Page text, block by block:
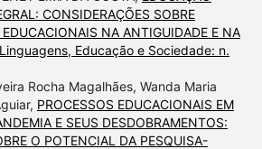
CONSIDERAÇÕES SOBRE
NA ANTIGUIDADE E NA
Linguagens, Educação e Sociedade: n.
Rocha Magalhães, Wanda Maria
PROCESSOS EDUCACIONAIS EM
E SEUS DESDOBRAMENTOS:
O POTENCIAL DA PESQUISA-